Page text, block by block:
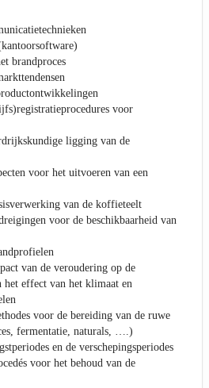
brandproces
voor
ligging van de
voor het uitvoeren van een
van de koffieteelt
voor de beschikbaarheid van
van de veroudering op de
het effect van het klimaat en
voor de bereiding van de ruwe
fermentatie, naturals, ….)
en de verschepingsperiodes
voor het behoud van de